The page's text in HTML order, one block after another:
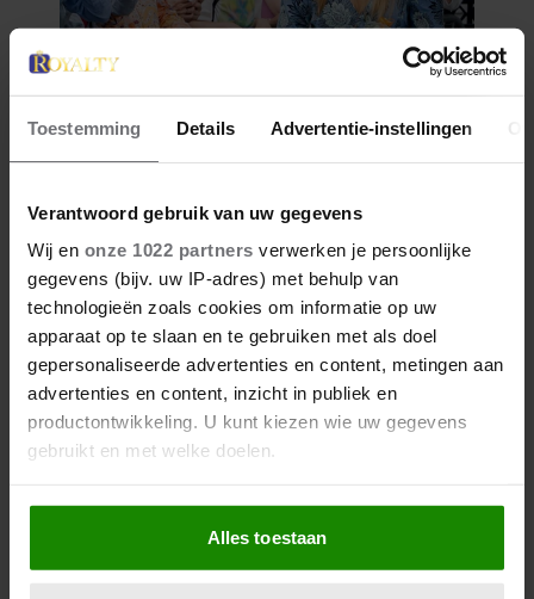
Toestemming Details Advertentie-instellingen
Verantwoord gebruik van uw gegevens
Wij en onze 1022 partners verwerken je persoonlijke
gegevens (bijv. uw IP-adres) met behulp van
technologieën zoals cookies om informatie op uw
apparaat op te slaan en te gebruiken met als doel
gepersonaliseerde advertenties en content, metingen aan
advertenties en content, inzicht in publiek en
productontwikkeling. U kunt kiezen wie uw gegevens
gebruikt en met welke doelen.
Als u het toestaat, willen we ook graag:
Informatie verzamelen over uw geografische
locatie, die tot een paar meter nauwkeurig kan zijn
Alles toestaan